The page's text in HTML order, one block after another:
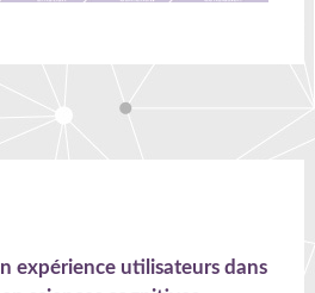
expérience utilisateurs dans